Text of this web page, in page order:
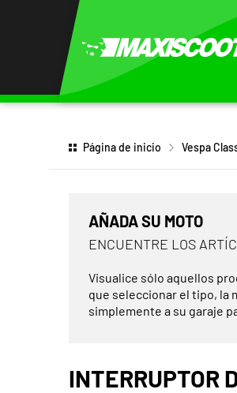
Página de inicio Vespa
AÑADA SU MOTO
ENCUENTRE LOS
Visualice sólo aquellos
que seleccionar el tipo, la
simplemente a su garaje
INTERRUPTOR